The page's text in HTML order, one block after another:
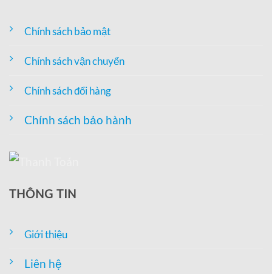
Chính sách bảo mật
Chính sách vận chuyển
Chính sách đổi hàng
Chính sách bảo hành
THÔNG TIN
Giới thiệu
Liên hệ